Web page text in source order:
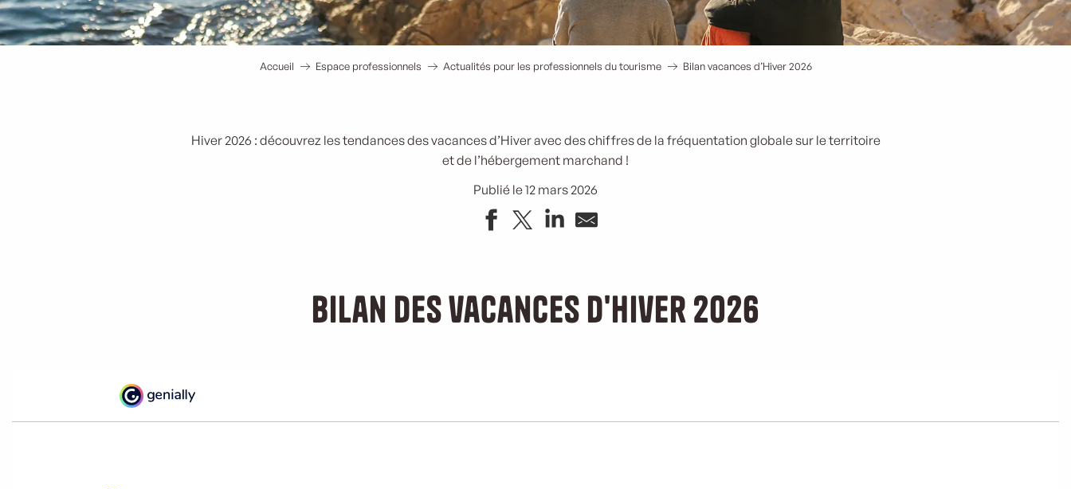
Accueil Espace professionnels Actualités pour les professionnels du tourisme Bilan vacances d’Hiver 2026
Hiver 2026 : découvrez les tendances des vacances d’Hiver avec des chiffres de la fréquentation globale sur le territoire
et de l’hébergement marchand !
Publié le 12 mars 2026
Bilan des vacances d'Hiver 2026